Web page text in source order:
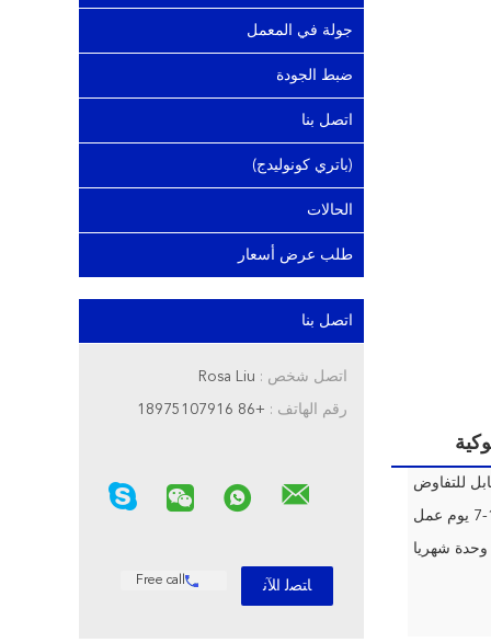
جولة في المعمل
ضبط الجودة
اتصل بنا
(باتري كونوليدج)
الحالات
طلب عرض أسعار
اتصل بنا
اتصل شخص :
رقم الهاتف : +86 18975107916
Free call
للتفاوض
عمل